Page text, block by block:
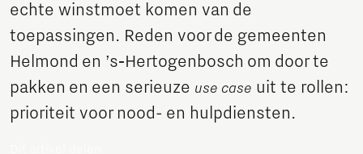
echte winstmoet komen van de
toepassingen. Reden voor de gemeenten
Helmond en ’s‑Hertogenbosch om door te
pakken en een serieuze use case uit te rollen:
prioriteit voor nood- en hulpdiensten.